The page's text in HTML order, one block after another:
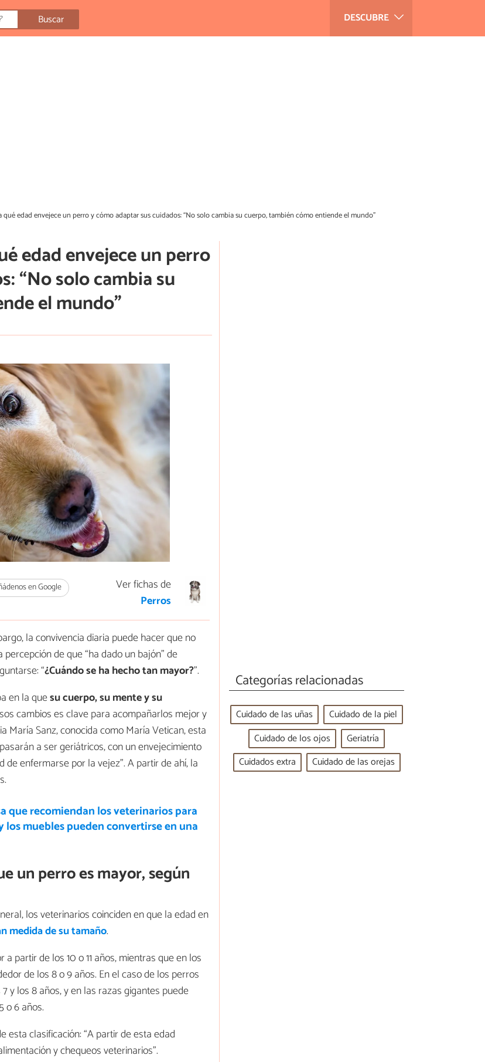
DESCUBRE
Buscar
qué edad envejece un perro y cómo adaptar sus cuidados: “No solo cambia su cuerpo, también cómo entiende el mundo”
edad envejece un perro
“No solo cambia su
el mundo”
en Google
Ver fichas de
Perros
la convivencia diaria puede hacer que no
de que “ha dado un bajón” de
“¿Cuándo se ha hecho tan mayor?”.
en la quesu cuerpo, su mente y su
cambios es clave para acompañarlos mejor y
María Sanz, conocida como María Vetican, esta
a ser geriátricos, con un envejecimiento
enfermarse por la vejez”. A partir de ahí, la
que recomiendan los veterinarios para
los muebles pueden convertirse en una
un perro es mayor, según
los veterinarios coinciden en que la edad en
medida de su tamaño.
partir de los 10 o 11 años, mientras que en los
de los 8 o 9 años. En el caso de los perros
y los 8 años, y en las razas gigantes puede
o 6 años.
clasificación: “A partir de esta edad
y chequeos veterinarios”.
Categorías relacionadas
Cuidado de las uñas
Cuidado de la piel
Cuidado de los ojos
Geriatría
Cuidados extra
Cuidado de las orejas